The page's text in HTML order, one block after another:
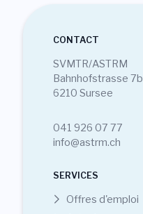
CONTACT
SVMTR/ASTRM
Bahnhofstrasse 7b
6210 Sursee
041 926 07 77
info@astrm.ch
SERVICES
Offres d'emploi